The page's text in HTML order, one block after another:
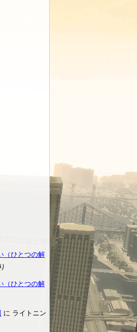
（ひとつの解
（ひとつの解
に ライトニン